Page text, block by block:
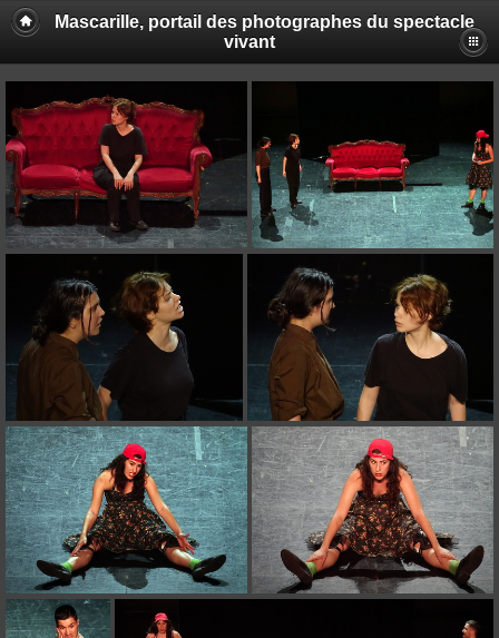
Mascarille, portail des photographes du spectacle
vivant